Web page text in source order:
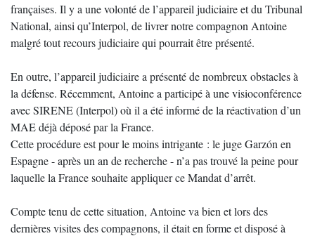
françaises. Il y a une volonté de l’appareil judiciaire et du Tribunal
National, ainsi qu’Interpol, de livrer notre compagnon Antoine
malgré tout recours judiciaire qui pourrait être présenté.
En outre, l’appareil judiciaire a présenté de nombreux obstacles à
la défense. Récemment, Antoine a participé à une visioconférence
avec SIRENE (Interpol) où il a été informé de la réactivation d’un
MAE déjà déposé par la France.
Cette procédure est pour le moins intrigante : le juge Garzón en
Espagne - après un an de recherche - n’a pas trouvé la peine pour
laquelle la France souhaite appliquer ce Mandat d’arrêt.
Compte tenu de cette situation, Antoine va bien et lors des
dernières visites des compagnons, il était en forme et disposé à